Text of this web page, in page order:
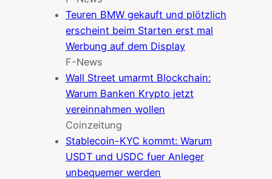
Teuren BMW gekauft und plötzlich
erscheint beim Starten erst mal
Werbung auf dem Display
F-News
Wall Street umarmt Blockchain:
Warum Banken Krypto jetzt
vereinnahmen wollen
Coinzeitung
Stablecoin-KYC kommt: Warum
USDT und USDC fuer Anleger
unbequemer werden